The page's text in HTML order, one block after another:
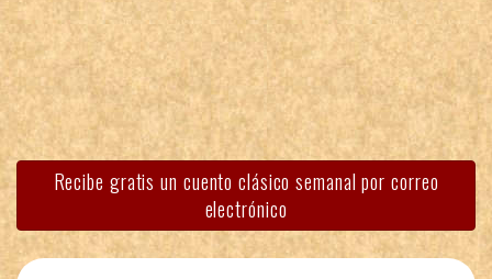
Recibe gratis un cuento clásico semanal por correo
electrónico